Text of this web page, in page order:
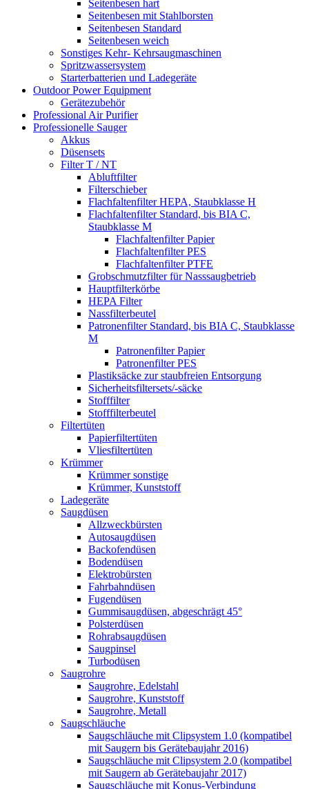
Seitenbesen hart
Seitenbesen mit Stahlborsten
Seitenbesen Standard
Seitenbesen weich
Sonstiges Kehr- Kehrsaugmaschinen
Spritzwassersystem
Starterbatterien und Ladegeräte
Outdoor Power Equipment
Gerätezubehör
Professional Air Purifier
Professionelle Sauger
Akkus
Düsensets
Filter T / NT
Abluftfilter
Filterschieber
Flachfaltenfilter HEPA, Staubklasse H
Flachfaltenfilter Standard, bis BIA C,
Staubklasse M
Flachfaltenfilter Papier
Flachfaltenfilter PES
Flachfaltenfilter PTFE
Grobschmutzfilter für Nasssaugbetrieb
Hauptfilterkörbe
HEPA Filter
Nassfilterbeutel
Patronenfilter Standard, bis BIA C, Staubklasse
M
Patronenfilter Papier
Patronenfilter PES
Plastiksäcke zur staubfreien Entsorgung
Sicherheitsfiltersets/-säcke
Stofffilter
Stofffilterbeutel
Filtertüten
Papierfiltertüten
Vliesfiltertüten
Krümmer
Krümmer sonstige
Krümmer, Kunststoff
Ladegeräte
Saugdüsen
Allzweckbürsten
Autosaugdüsen
Backofendüsen
Bodendüsen
Elektrobürsten
Fahrbahndüsen
Fugendüsen
Gummisaugdüsen, abgeschrägt 45°
Polsterdüsen
Rohrabsaugdüsen
Saugpinsel
Turbodüsen
Saugrohre
Saugrohre, Edelstahl
Saugrohre, Kunststoff
Saugrohre, Metall
Saugschläuche
Saugschläuche mit Clipsystem 1.0 (kompatibel
mit Saugern bis Gerätebaujahr 2016)
Saugschläuche mit Clipsystem 2.0 (kompatibel
mit Saugern ab Gerätebaujahr 2017)
Saugschläuche mit Konus-Verbindung